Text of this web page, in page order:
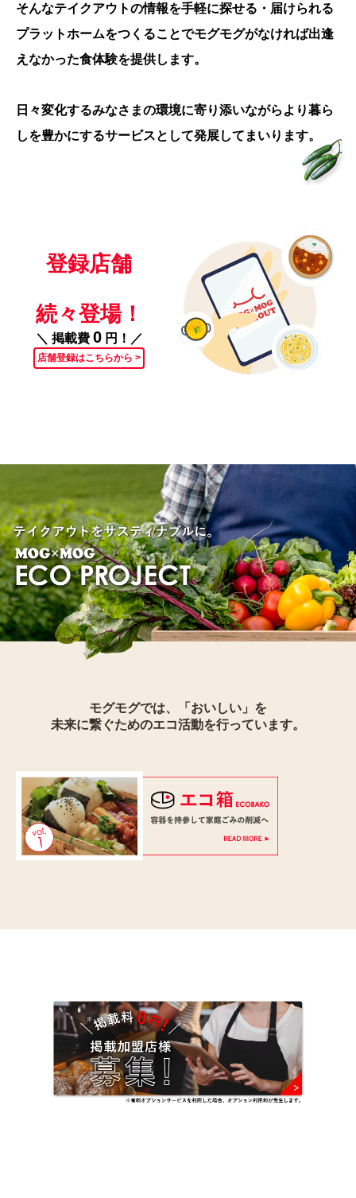
そんなテイクアウトの情報を手軽に探せる・届けられる
プラットホームをつくることでモグモグがなければ出逢
えなかった食体験を提供します。
日々変化するみなさまの環境に寄り添いながら より暮ら
しを豊かにするサービスとして発展してまいります。
登録店舗
続々登場！
＼ 掲載費 0円！／
店舗登録はこちらから >
モグモグでは、「おいしい」を
未来に繋ぐためのエコ活動を行っています。